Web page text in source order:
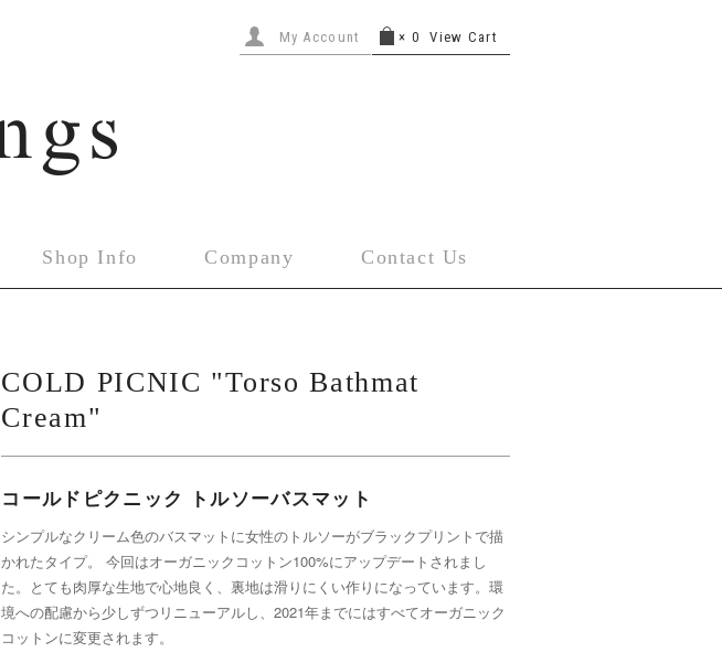
× 0 View Cart
My Account
Shop Info Company Contact Us
COLD PICNIC "Torso Bathmat
Cream"
コールドピクニック トルソーバスマット
シンプルなクリーム色のバスマットに女性のトルソーがブラックプリントで描
かれたタイプ。 今回はオーガニックコットン100%にアップデートされまし
た。とても肉厚な生地で心地良く、裏地は滑りにくい作りになっています。環
境への配慮から少しずつリニューアルし、2021年までにはすべてオーガニック
コットンに変更されます。